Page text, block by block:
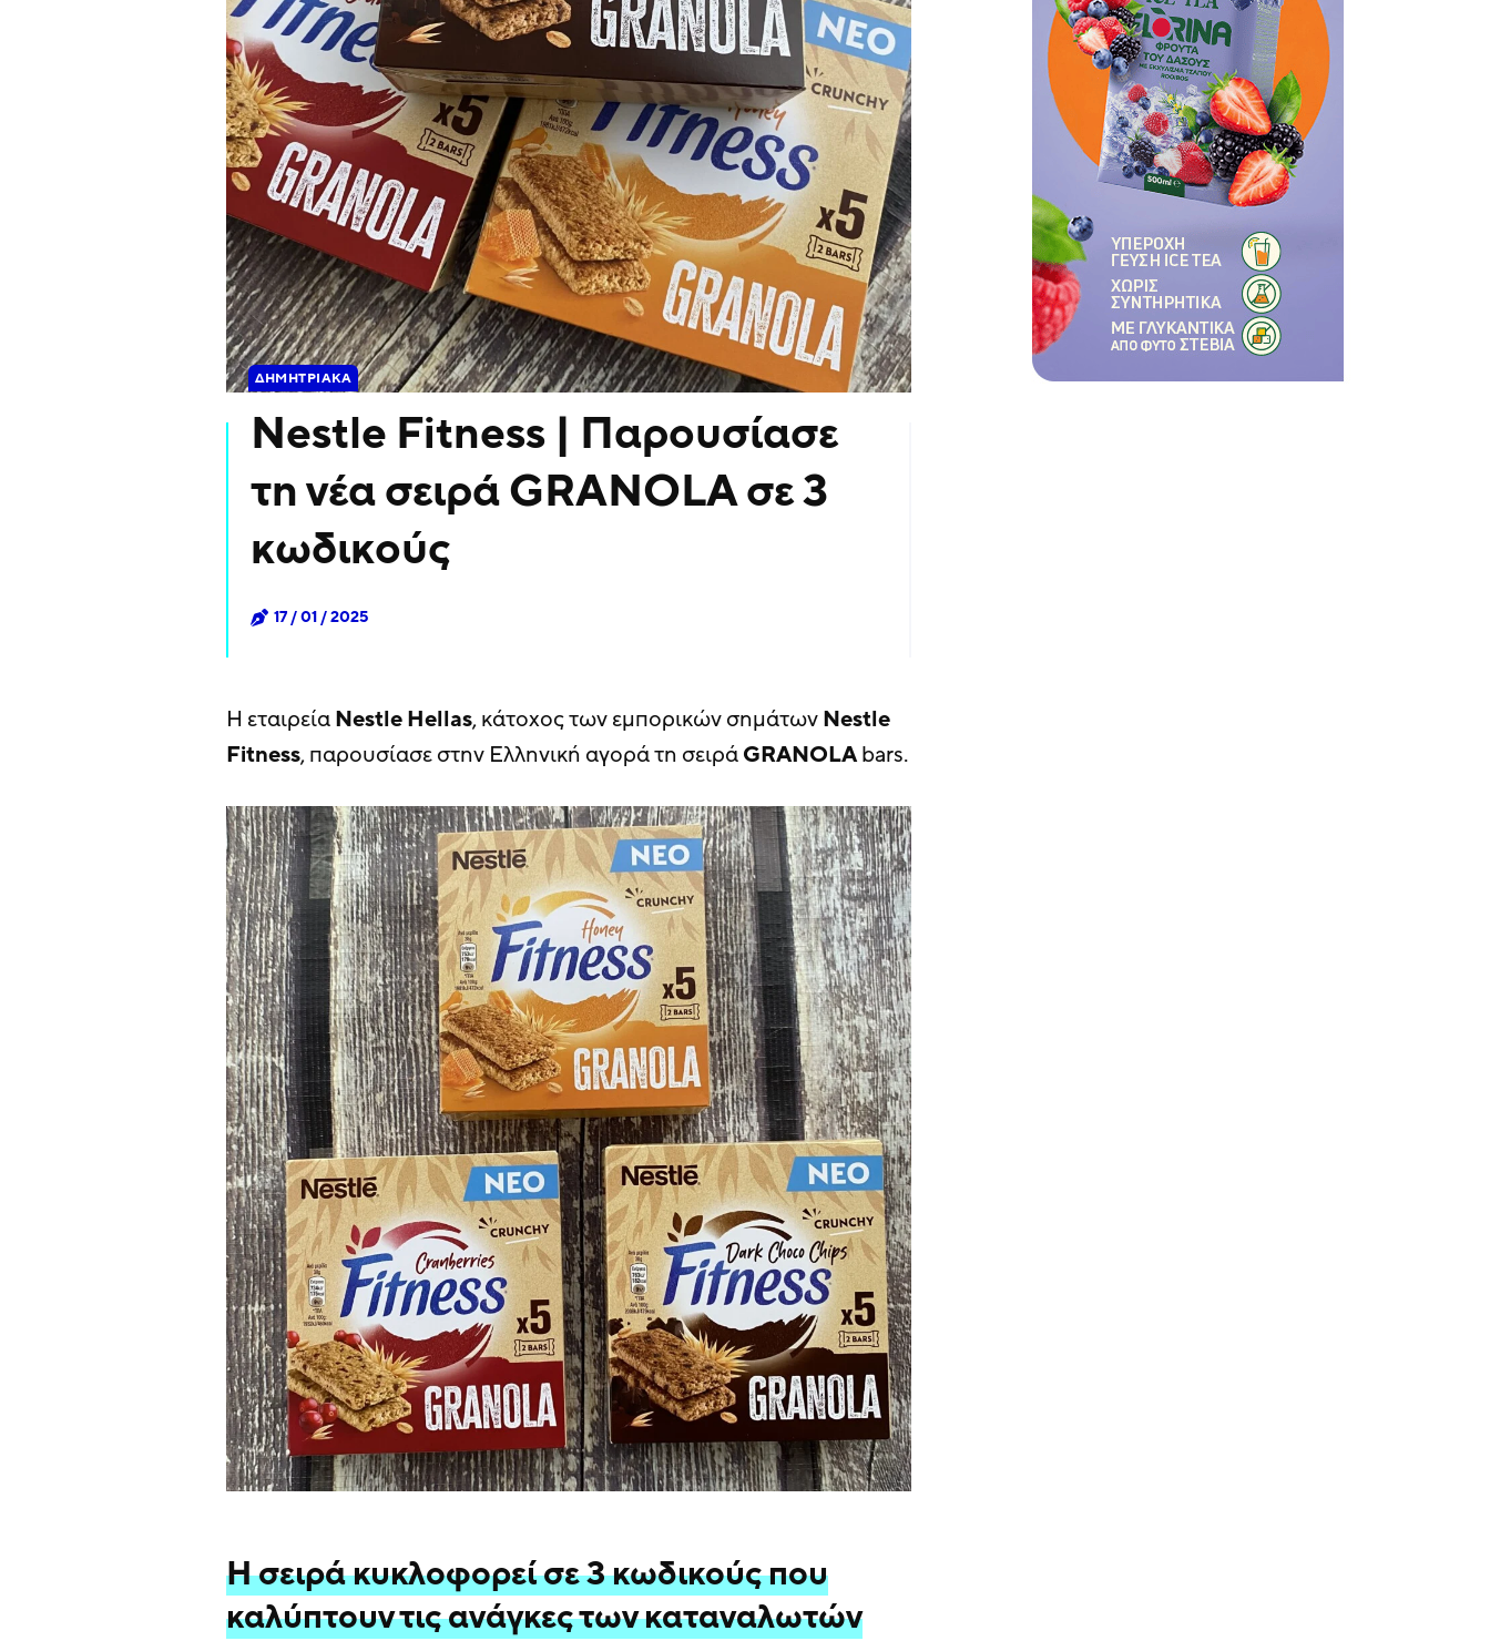
ΔΗΜΗΤΡΙΑΚΆ
Nestle Fitness | Παρουσίασε
τη νέα σειρά GRANOLA σε 3
κωδικούς
17 / 01 / 2025
Η εταιρείαNestle Hellas, κάτοχος των εμπορικών σημάτωνNestle
Fitness, παρουσίασε στην Ελληνική αγορά τη σειράGRANOLAbars.
Η σειρά κυκλοφορεί σε 3 κωδικούς που
καλύπτουν τις ανάγκες των καταναλωτών